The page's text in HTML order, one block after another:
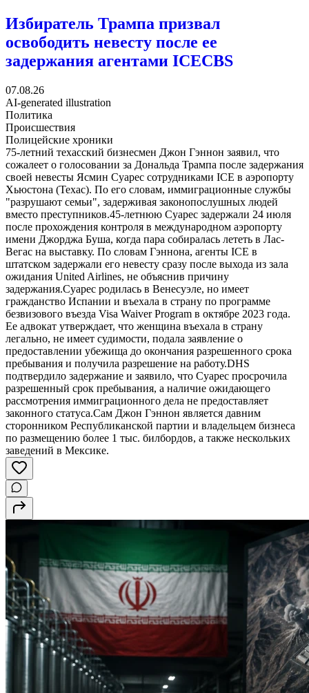
Избиратель Трампа призвал
освободить невесту после ее
задержания агентами ICECBS
07.08.26
AI-generated illustration
Политика
Происшествия
Полицейские хроники
75-летний техасский бизнесмен Джон Гэннон заявил, что
сожалеет о голосовании за Дональда Трампа после задержания
своей невесты Ясмин Суарес сотрудниками ICE в аэропорту
Хьюстона (Техас). По его словам, иммиграционные службы
"разрушают семьи", задерживая законопослушных людей
вместо преступников.45-летнюю Суарес задержали 24 июля
после прохождения контроля в международном аэропорту
имени Джорджа Буша, когда пара собиралась лететь в Лас-
Вегас на выставку. По словам Гэннона, агенты ICE в
штатском задержали его невесту сразу после выхода из зала
ожидания United Airlines, не объяснив причину
задержания.Суарес родилась в Венесуэле, но имеет
гражданство Испании и въехала в страну по программе
безвизового въезда Visa Waiver Program в октябре 2023 года.
Ее адвокат утверждает, что женщина въехала в страну
легально, не имеет судимости, подала заявление о
предоставлении убежища до окончания разрешенного срока
пребывания и получила разрешение на работу.DHS
подтвердило задержание и заявило, что Суарес просрочила
разрешенный срок пребывания, а наличие ожидающего
рассмотрения иммиграционного дела не предоставляет
законного статуса.Сам Джон Гэннон является давним
сторонником Республиканской партии и владельцем бизнеса
по размещению более 1 тыс. билбордов, а также нескольких
заведений в Мексике.